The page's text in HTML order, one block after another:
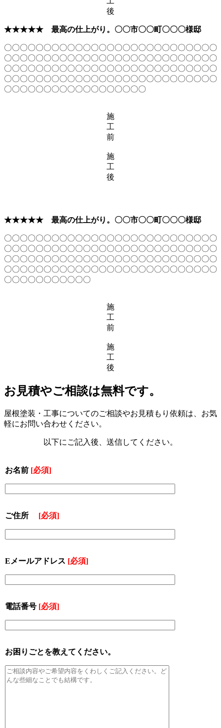
後
★★★★★ 最高の仕上がり。〇〇市〇〇町〇〇〇様邸
〇〇〇〇〇〇〇〇〇〇〇〇〇〇〇〇〇〇〇〇〇〇〇〇〇〇〇
〇〇〇〇〇〇〇〇〇〇〇〇〇〇〇〇〇〇〇〇〇〇〇〇〇〇〇
〇〇〇〇〇〇〇〇〇〇〇〇〇〇〇〇〇〇〇〇〇〇〇〇〇〇〇
〇〇〇〇〇〇〇〇〇〇〇〇〇〇〇〇〇〇〇〇〇〇〇〇〇〇〇
〇〇〇〇〇〇〇〇〇〇〇〇〇〇〇〇〇〇
施
工
前
施
工
後
★★★★★ 最高の仕上がり。〇〇市〇〇町〇〇〇様邸
〇〇〇〇〇〇〇〇〇〇〇〇〇〇〇〇〇〇〇〇〇〇〇〇〇〇〇
〇〇〇〇〇〇〇〇〇〇〇〇〇〇〇〇〇〇〇〇〇〇〇〇〇〇〇
〇〇〇〇〇〇〇〇〇〇〇〇〇〇〇〇〇〇〇〇〇〇〇〇〇〇〇
〇〇〇〇〇〇〇〇〇〇〇〇〇〇〇〇〇〇〇〇〇〇〇〇〇〇〇
〇〇〇〇〇〇〇〇〇〇〇
施
工
前
施
工
後
お見積やご相談は無料です。
屋根塗装・工事についてのご相談やお見積もり依頼は、お気
軽にお問い合わせください。
以下にご記入後、送信してください。
お名前 [必須]
ご住所 [必須]
Eメールアドレス [必須]
電話番号 [必須]
お困りごとを教えてください。